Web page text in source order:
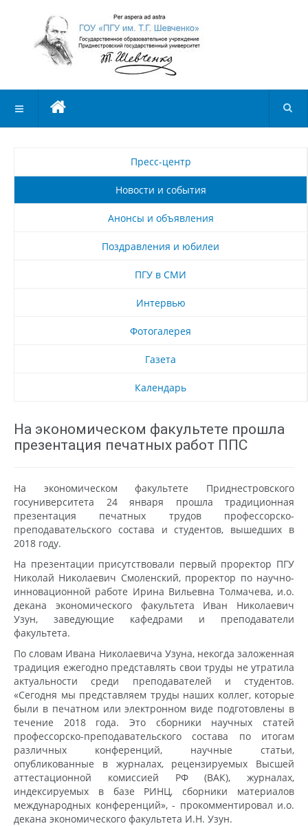
Пресс-центр
Новости и события
Анонсы и объявления
Поздравления и юбилеи
ПГУ в СМИ
Интервью
Фотогалерея
Газета
Календарь
На экономическом факультете прошла
презентация печатных работ ППС
На экономическом факультете Приднестровского
госуниверситета 24 января прошла традиционная
презентация печатных трудов профессорско-
преподавательского состава и студентов, вышедших в
2018 году.
На презентации присутствовали первый проректор ПГУ
Николай Николаевич Смоленский, проректор по научно-
инновационной работе Ирина Вильевна Толмачева, и.о.
декана экономического факультета Иван Николаевич
Узун, заведующие кафедрами и преподаватели
факультета.
По словам Ивана Николаевича Узуна, некогда заложенная
традиция ежегодно представлять свои труды не утратила
актуальности среди преподавателей и студентов.
«Сегодня мы представляем труды наших коллег, которые
были в печатном или электронном виде подготовлены в
течение 2018 года. Это сборники научных статей
профессорско-преподавательского состава по итогам
различных конференций, научные статьи,
опубликованные в журналах, рецензируемых Высшей
аттестационной комиссией РФ (ВАК), журналах,
индексируемых в базе РИНЦ, сборники материалов
международных конференций», - прокомментировал и.о.
декана экономического факультета И.Н. Узун.